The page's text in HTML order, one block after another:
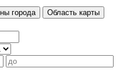
города Область карты